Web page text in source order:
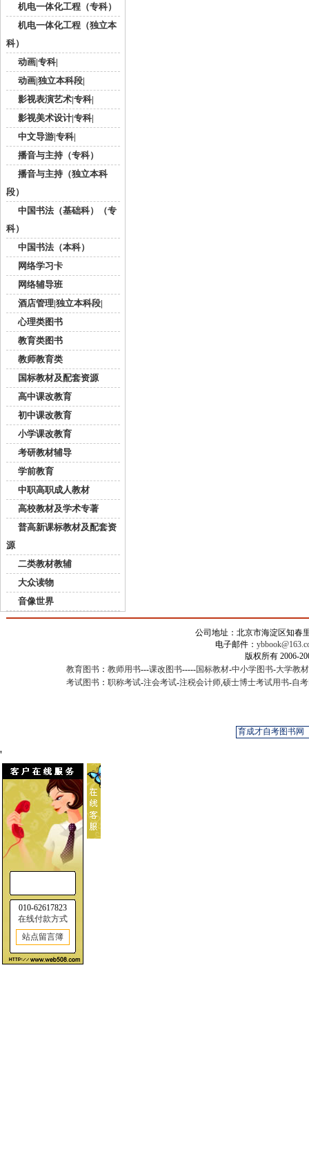
机电一体化工程（专科）
机电一体化工程（独立本
科）
动画|专科|
动画|独立本科段|
影视表演艺术|专科|
影视美术设计|专科|
中文导游|专科|
播音与主持（专科）
播音与主持（独立本科
段）
中国书法（基础科）（专
科）
中国书法（本科）
网络学习卡
网络辅导班
酒店管理|独立本科段|
心理类图书
教育类图书
教师教育类
国标教材及配套资源
高中课改教育
初中课改教育
小学课改教育
考研教材辅导
学前教育
中职高职成人教材
高校教材及学术专著
普高新课标教材及配套资
源
二类教材教辅
大众读物
音像世界
公司地址：北京市海淀区知春
电子邮件：
版权所有 2006-
教育图书 ： 教师用书---课改图书-----国标教材-中小学图书-大学教材
考试图书 ： 职称考试-注会考试-注税会计师,硕士博士考试用书-自
'
010-62617823
在线付款方式
站点留言簿